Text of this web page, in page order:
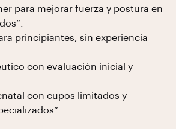
para mejorar fuerza y postura en
principiantes, sin experiencia
con evaluación inicial y
con cupos limitados y